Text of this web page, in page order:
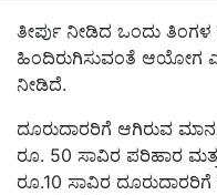
ತೀರ್ಪು ನೀಡಿದ ಒಂದು
ಹಿಂದಿರುಗಿಸುವಂತೆ ಆಯೋಗ
ನೀಡಿದೆ.
ದೂರುದಾರರಿಗೆ ಆಗಿರುವ
ರೂ. 50 ಸಾವಿರ ಪರಿಹಾರ
ರೂ.10 ಸಾವಿರ